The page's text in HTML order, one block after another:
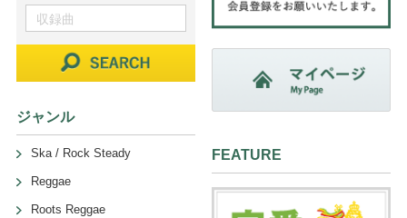
ジャンル
Ska / Rock Steady
Reggae
Roots Reggae
FEATURE